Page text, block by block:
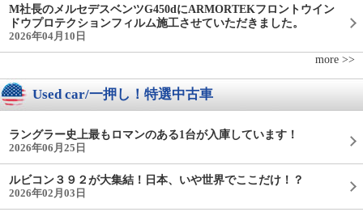
M社長のメルセデスベンツG450dにARMORTEKフロントウイン
ドウプロテクションフィルム施工させていただきました。
2026年04月10日
more >>
Used car/一押し！特選中古車
ラングラー史上最もロマンのある1台が入庫しています！
2026年06月25日
ルビコン３９２が大集結！日本、いや世界でここだけ！？
2026年02月03日